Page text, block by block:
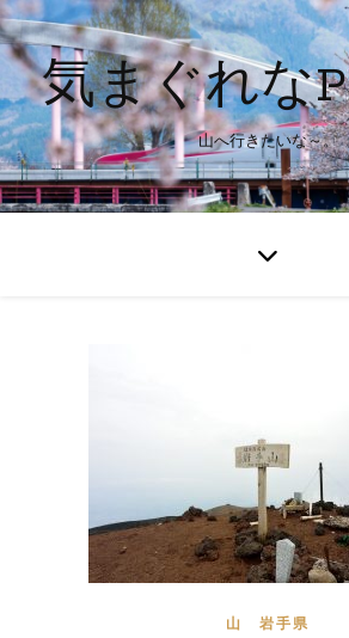
気まぐれな
山へ行きたいな～。
山 岩手県